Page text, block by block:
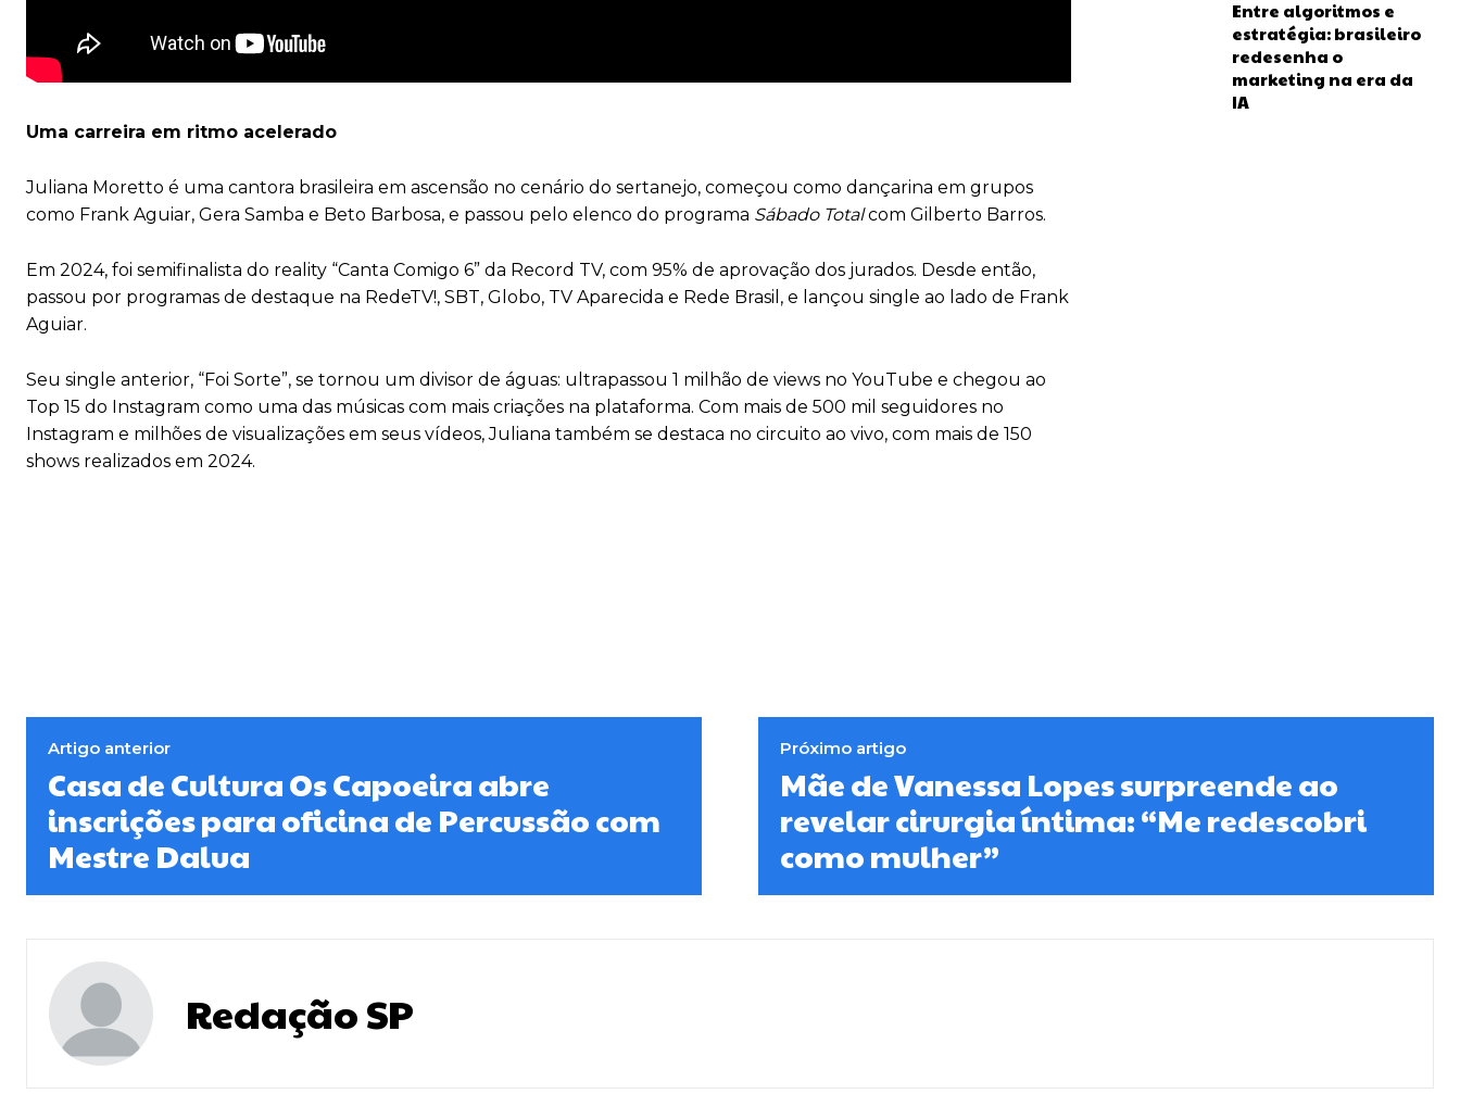
Uma carreira em ritmo acelerado
Juliana Moretto é uma cantora brasileira em ascensão no cenário do sertanejo, começou como dançarina em grupos
como Frank Aguiar, Gera Samba e Beto Barbosa, e passou pelo elenco do programa Sábado Totalcom Gilberto Barros.
Em 2024, foi semifinalista do reality “Canta Comigo 6” da Record TV, com 95% de aprovação dos jurados. Desde então,
passou por programas de destaque na RedeTV!, SBT, Globo, TV Aparecida e Rede Brasil, e lançou single ao lado de Frank
Aguiar.
Seu single anterior, “Foi Sorte”, se tornou um divisor de águas: ultrapassou 1 milhão de views no YouTube e chegou ao
Top 15 do Instagram como uma das músicas com mais criações na plataforma. Com mais de 500 mil seguidores no
Instagram e milhões de visualizações em seus vídeos, Juliana também se destaca no circuito ao vivo, com mais de 150
shows realizados em 2024.
Entre algoritmos e
estratégia: brasileiro
redesenha o
marketing na era da
IA
Artigo anterior
Casa de Cultura Os Capoeira abre
inscrições para oficina de Percussão com
Mestre Dalua
Próximo artigo
Mãe de Vanessa Lopes surpreende ao
revelar cirurgia íntima: “Me redescobri
como mulher”
Redação SP